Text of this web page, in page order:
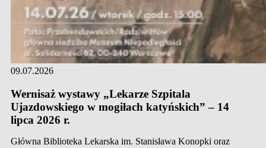
09.07.2026
Wernisaż wystawy „Lekarze Szpitala
Ujazdowskiego w mogiłach katyńskich” – 14
lipca 2026 r.
Główna Biblioteka Lekarska im. Stanisława Konopki oraz